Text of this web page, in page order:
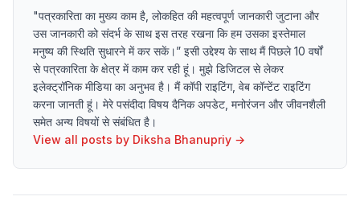
"पत्रकारिता का मुख्य काम है, लोकहित की महत्वपूर्ण जानकारी जुटाना और
उस जानकारी को संदर्भ के साथ इस तरह रखना कि हम उसका इस्तेमाल
मनुष्य की स्थिति सुधारने में कर सकें।” इसी उद्देश्य के साथ मैं पिछले 10 वर्षों
से पत्रकारिता के क्षेत्र में काम कर रही हूं। मुझे डिजिटल से लेकर
इलेक्ट्रॉनिक मीडिया का अनुभव है। मैं कॉपी राइटिंग, वेब कॉन्टेंट राइटिंग
करना जानती हूं। मेरे पसंदीदा विषय दैनिक अपडेट, मनोरंजन और जीवनशैली
समेत अन्य विषयों से संबंधित है।
View all posts by Diksha Bhanupriy →